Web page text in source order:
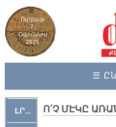
Ուրբաթ
7,
Օգոստոս
2026
☰
ԼՐԱՀՈՍ Ո՛Չ ՄԷԿԸ